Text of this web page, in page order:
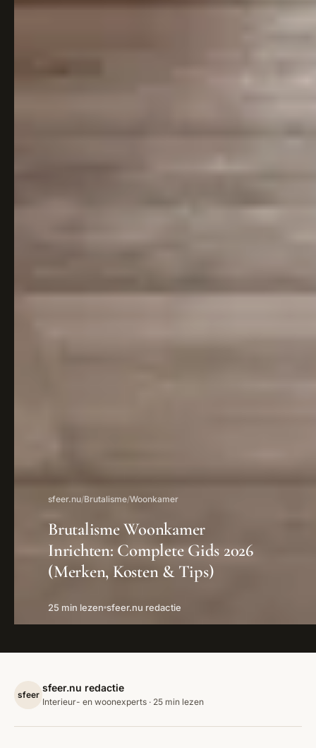
sfeer.nu/Brutalisme/Woonkamer
Brutalisme Woonkamer
Inrichten: Complete Gids 2026
(Merken, Kosten & Tips)
25 min lezen sfeer.nu redactie
sfeer
sfeer.nu redactie
Interieur- en woonexperts · 25 min lezen